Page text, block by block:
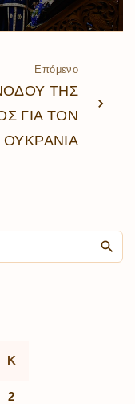
Επόμενο
ΤΗΣ
ΓΙΑ ΤΟΝ
Κ
2